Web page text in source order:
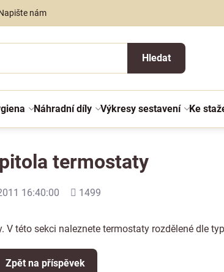
nám
Hledat
Náhradní díly Výkresy sestavení Ke
termostaty
16:40:00
Počet
1499
. V této sekci naleznete termostaty rozdělené dle
Zpět na příspěvek